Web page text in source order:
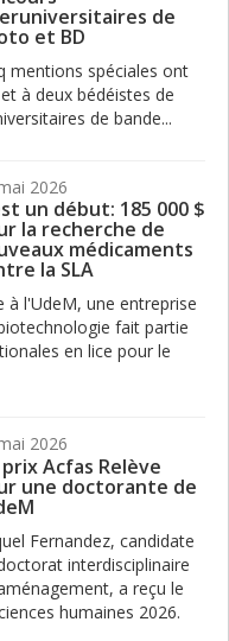
de
et BD
mentions spéciales ont
à deux bédéistes de
de bande...
2026
un début: 185 000 $
la recherche de
médicaments
la SLA
à l'UdeM, une entreprise
fait partie
en lice pour le
2026
prix Acfas Relève
une doctorante de
Fernandez, candidate
interdisciplinaire
a reçu le
humaines 2026.